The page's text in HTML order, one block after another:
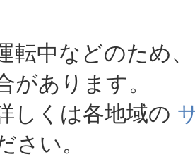
転中などのため
があります。
しくは各地域の
さい。